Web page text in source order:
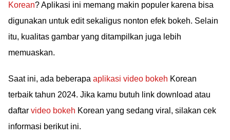
Korean? Aplikasi ini memang makin populer karena bisa
digunakan untuk edit sekaligus nonton efek bokeh. Selain
itu, kualitas gambar yang ditampilkan juga lebih
memuaskan.
Saat ini, ada beberapa aplikasi video bokeh Korean
terbaik tahun 2024. Jika kamu butuh link download atau
daftar video bokeh Korean yang sedang viral, silakan cek
informasi berikut ini.